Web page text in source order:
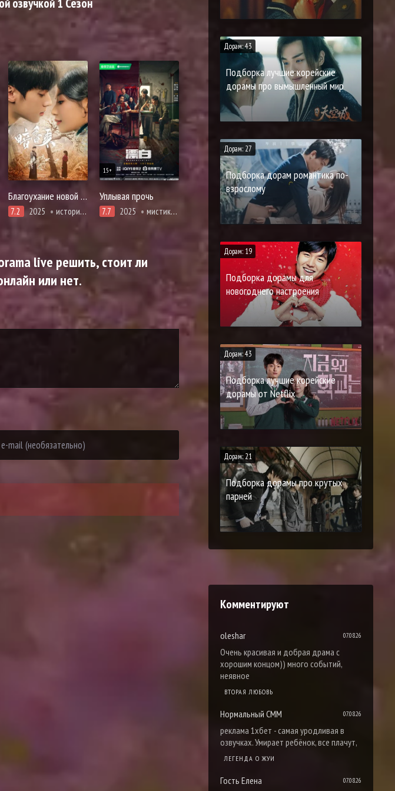
озвучкой 1 Сезон
Благоухание новой зари
7.2 2025 история, романтика
15+
Уплывая прочь
7.7 2025 мистика, криминал, триллер, смерть
live решить, стоит ли
или нет.
Дорам: 43
Подборка лучшие корейские
дорамы про вымышленный мир
Дорам: 27
Подборка дорам романтика по-
взрослому
Дорам: 19
Подборка дорамы для
новогоднего настроения
Дорам: 43
Подборка лучшие корейские
дорамы от Netflix
Дорам: 21
Подборка дорамы про крутых
парней
Комментируют
oleshar 07.08.26
Очень красивая и добрая драма с
хорошим концом)) много событий,
неявное
ВТОРАЯ ЛЮБОВЬ
Нормальный СММ 07.08.26
реклама 1хбет - самая уродливая в
озвучках. Умирает ребёнок, все плачут,
ЛЕГЕНДА О ЖУИ
Гость Елена 07.08.26